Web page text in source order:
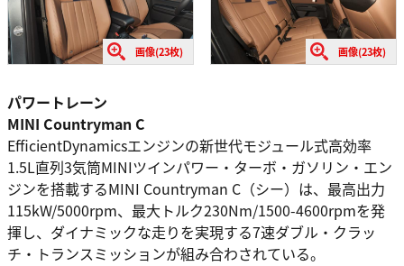
画像(23枚) 画像(23枚)
パワートレーン
MINI Countryman C
EfficientDynamicsエンジンの新世代モジュール式高効率
1.5L直列3気筒MINIツインパワー・ターボ・ガソリン・エン
ジンを搭載するMINI Countryman C（シー）は、最高出力
115kW/5000rpm、最大トルク230Nm/1500-4600rpmを発
揮し、ダイナミックな走りを実現する7速ダブル・クラッ
チ・トランスミッションが組み合わされている。